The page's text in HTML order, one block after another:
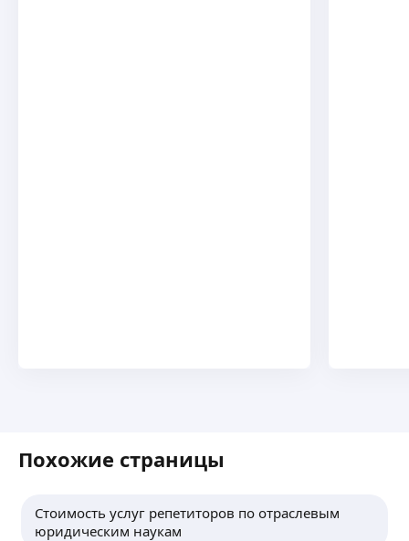
Похожие страницы
Стоимость услуг репетиторов по отраслевым
юридическим наукам